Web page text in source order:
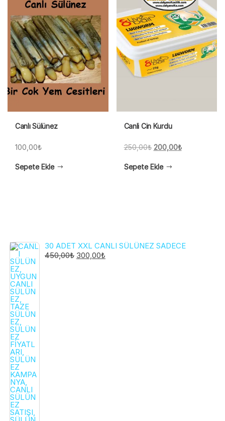
Canlı Sülünez
100,00₺
Sepete Ekle
Canli Cin Kurdu
250,00₺ Orijinal
250,00₺.
200,00₺Şu
Sepete Ekle
30 ADET XXL CANLI SÜLÜNEZ SADECE
450,00₺ ORIJINAL
300,00₺